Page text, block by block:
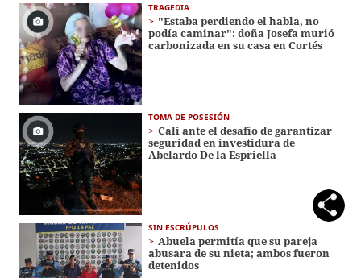
TRAGEDIA
"Estaba perdiendo el habla, no
podía caminar": doña Josefa murió
carbonizada en su casa en Cortés
TOMA DE POSESIÓN
Cali ante el desafío de garantizar
seguridad en investidura de
Abelardo De la Espriella
SIN ESCRÚPULOS
Abuela permitía que su pareja
abusara de su nieta; ambos fueron
detenidos